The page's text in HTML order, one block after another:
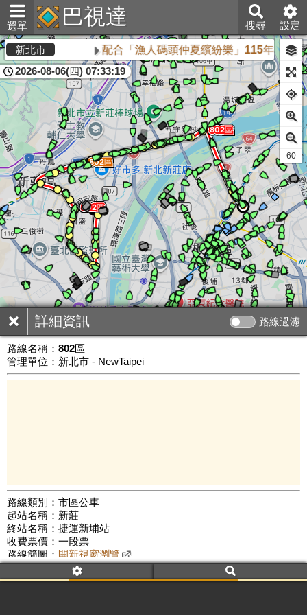
選單 巴視達 搜尋 設定
詳細資訊 路線過濾
路線名稱： 802區
管理單位：新北市 - NewTaipei
路線類別：市區公車
起站名稱：新莊
終站名稱：捷運新埔站
收費票價：一段票
路線簡圖： 開新視窗瀏覽
附屬名稱：802區
新北市 配合「漁人碼頭仲夏繽紛樂」115年8月16
2026-08-06(四) 07:33:19
公車數量: 累計7932、上線7216
60